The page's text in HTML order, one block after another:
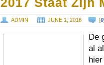
ADMIN JUNE 1, 2016 [0
De
al